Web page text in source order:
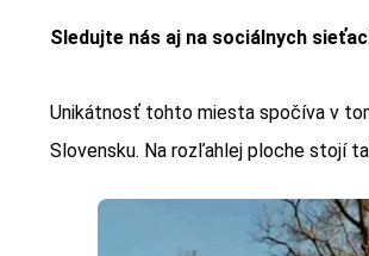
Sledujte nás aj na sociálnych
Unikátnosť tohto miesta spočíva v
Slovensku. Na rozľahlej ploche stojí